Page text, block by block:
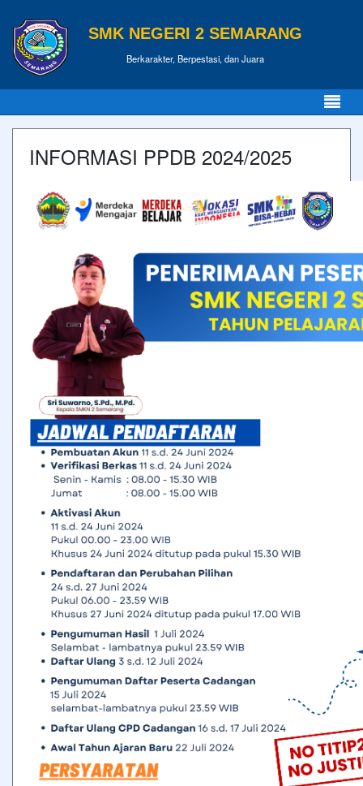
SMK NEGERI 2 SEMARANG
Berkarakter, Berpestasi, dan Juara
INFORMASI PPDB 2024/2025